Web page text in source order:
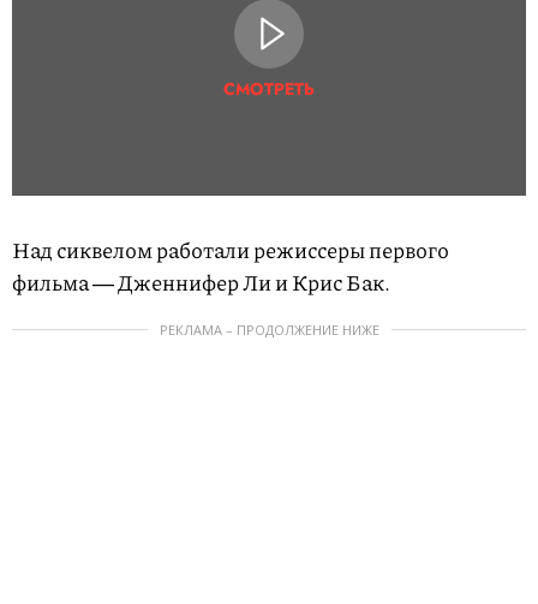
СМОТРЕТЬ
Над сиквелом работали режиссеры первого
фильма ― Дженнифер Ли и Крис Бак.
РЕКЛАМА – ПРОДОЛЖЕНИЕ НИЖЕ